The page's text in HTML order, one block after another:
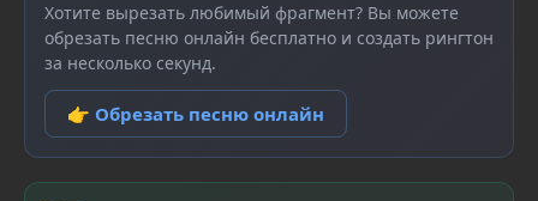
Хотите вырезать любимый фрагмент? Вы можете
обрезать песню онлайн бесплатно и создать рингтон
за несколько секунд.
👉 Обрезать песню онлайн